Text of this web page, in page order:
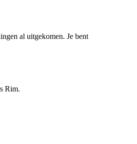
al uitgekomen. Je bent
Rim.